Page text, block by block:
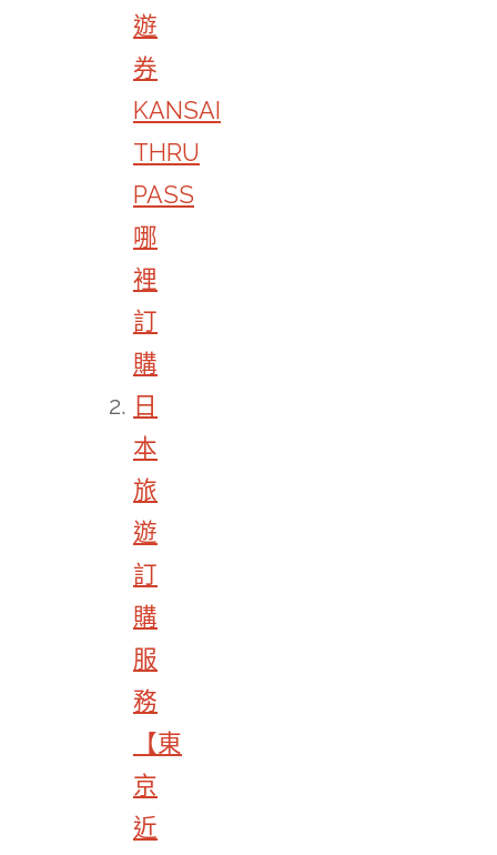
遊
券
KANSAI
THRU
PASS
哪
裡
訂
購
日
本
旅
遊
訂
購
服
務
【東
京
近